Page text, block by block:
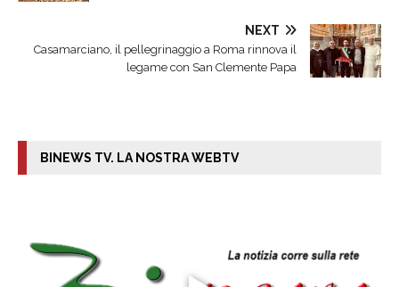
NEXT
Casamarciano, il pellegrinaggio a Roma rinnova il
legame con San Clemente Papa
BINEWS TV. LA NOSTRA WEBTV